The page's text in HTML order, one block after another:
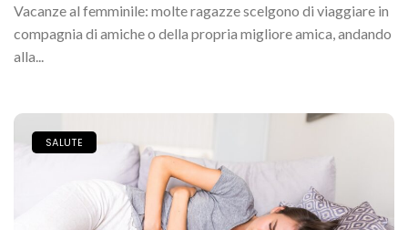
Vacanze al femminile: molte ragazze scelgono di viaggiare in
compagnia di amiche o della propria migliore amica, andando
alla...
SALUTE